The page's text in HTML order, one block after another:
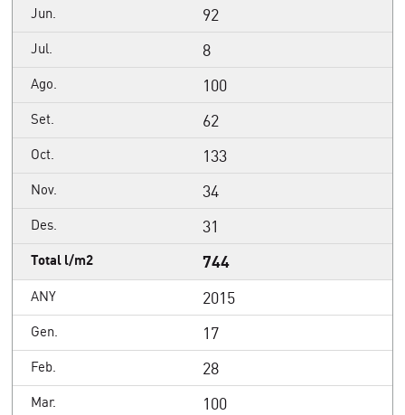
92
8
100
62
133
34
31
744
2015
17
28
100